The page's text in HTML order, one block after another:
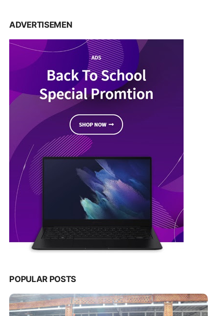
ADVERTISEMEN
POPULAR POSTS